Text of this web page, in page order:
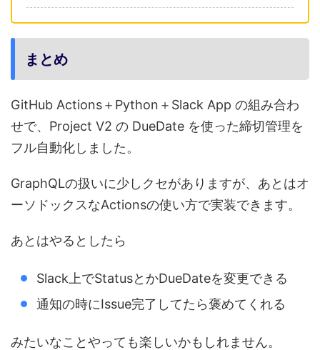
まとめ
GitHub Actions＋Python＋Slack App の組み合わ
せで、Project V2 の DueDate を使った締切管理を
フル自動化しました。
GraphQLの扱いに少しクセがありますが、あとはオ
ーソドックスなActionsの使い方で実装できます。
あとはやるとしたら
Slack上でStatusとかDueDateを変更できる
通知の時にIssue完了してたら褒めてくれる
みたいなことやっても楽しいかもしれません。